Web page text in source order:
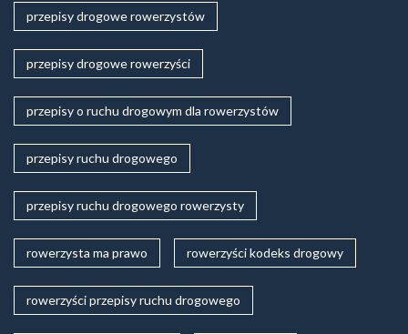
przepisy drogowe rowerzystów
przepisy drogowe rowerzyści
przepisy o ruchu drogowym dla rowerzystów
przepisy ruchu drogowego
przepisy ruchu drogowego rowerzysty
rowerzysta ma prawo rowerzyści kodeks drogowy
rowerzyści przepisy ruchu drogowego